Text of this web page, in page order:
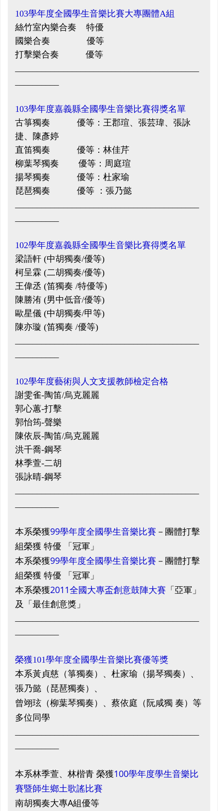
103學年度全國學生音樂比賽大專團體A組
絲竹室內樂合奏 特優
國樂合奏 優等
打擊樂合奏 優等
103學年度嘉義縣全國學生音樂比賽得獎名單
古箏獨奏 優等：王郡瑄、張芸瑋、張詠
捷、陳彥婷
直笛獨奏 優等：林佳芹
柳葉琴獨奏 優等：周庭瑄
揚琴獨奏 優等：杜家瑜
琵琶獨奏 優等 ：張乃懿
102學年度嘉義縣全國學生音樂比賽得獎名單
梁語軒 (中胡獨奏/優等)
柯呈霖 (二胡獨奏/優等)
王偉丞 (笛獨奏 /特優等)
陳勝洧 (男中低音/優等)
歐星儀 (中胡獨奏/甲等)
陳亦璇 (笛獨奏 /優等)
102學年度藝術與人文支援教師檢定合格
謝雯雀-陶笛/烏克麗麗
郭心蕙-打擊
郭怡筠-聲樂
陳依辰-陶笛/烏克麗麗
洪千喬-鋼琴
林季萱-二胡
張詠晴-鋼琴
本系榮獲99學年度全國學生音樂比賽 －團體打擊
組榮獲 特優 「冠軍」
本系榮獲99學年度全國學生音樂比賽 －團體打擊
組榮獲 特優
「 冠軍 」
本系榮獲2011全國大專盃創意鼓陣大賽 「 亞軍 」
及
「 最佳創意獎 」
榮獲101學年度全國學生音樂比賽優等獎
本系黃貞慈（箏獨奏）、杜家瑜（揚琴獨奏）、
張乃懿（琵琶獨奏）、
曾翊玹（柳葉琴獨奏）、蔡依庭（阮咸獨 奏）等
多位同學
本系林季萱、林楷青 榮獲100學年度學生音樂比
賽暨師生鄉土歌謠比賽
南胡獨奏大專A組優等